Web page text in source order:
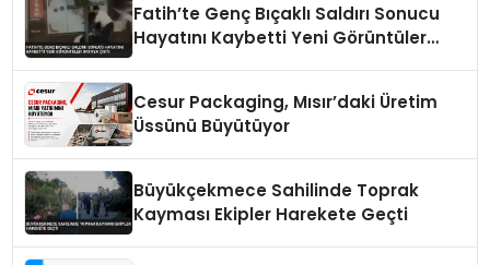
Fatih’te Genç Bıçaklı Saldırı Sonucu
Hayatını Kaybetti Yeni Görüntüler
Cesur Packaging, Mısır’daki Üretim
Üssünü Büyütüyor
Büyükçekmece Sahilinde Toprak
Kayması Ekipler Harekete Geçti